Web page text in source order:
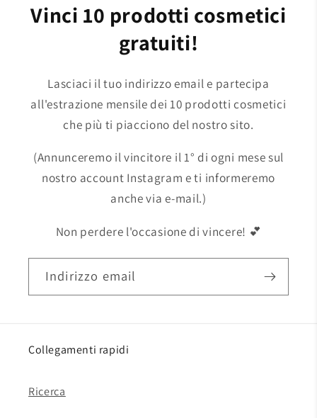
Vinci 10 prodotti cosmetici
gratuiti!
Lasciaci il tuo indirizzo email e partecipa
all'estrazione mensile dei 10 prodotti cosmetici
che più ti piacciono del nostro sito.
(Annunceremo il vincitore il 1° di ogni mese sul
nostro account Instagram e ti informeremo
anche via e-mail.)
Non perdere l'occasione di vincere! 💕
Indirizzo email
Collegamenti rapidi
Ricerca